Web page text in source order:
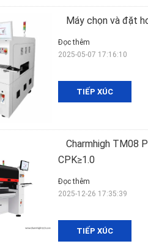
Máy chọn và đặt
TIẾP XÚC
Đọc thêm
2025-05-07 17:16:10
Charmhigh TM08
CPK≥1.0
TIẾP XÚC
Đọc thêm
2025-12-26 17:35:39